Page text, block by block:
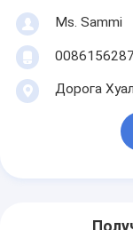
Ms. Sammi
Дорога